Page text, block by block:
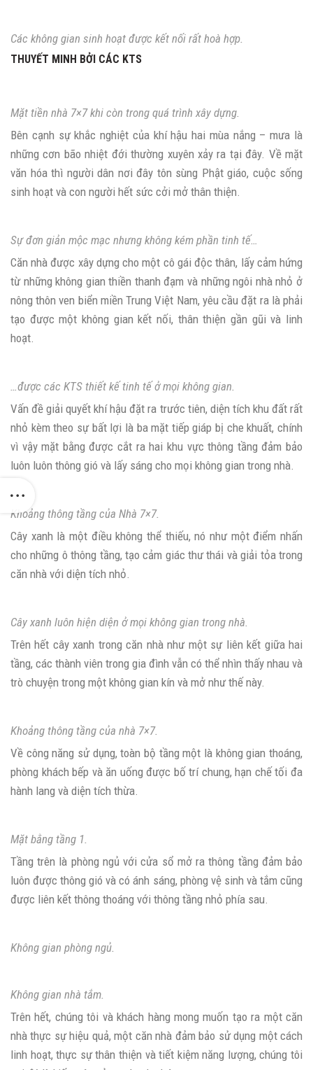
Các không gian sinh hoạt được kết nối rất hoà hợp.
THUYẾT MINH BỞI CÁC KTS
Mặt tiền nhà 7×7 khi còn trong quá trình xây dựng.
Bên cạnh sự khắc nghiệt của khí hậu hai mùa nắng – mưa là
những cơn bão nhiệt đới thường xuyên xảy ra tại đây. Về mặt
văn hóa thì người dân nơi đây tôn sùng Phật giáo, cuộc sống
sinh hoạt và con người hết sức cởi mở thân thiện.
Sự đơn giản mộc mạc nhưng không kém phần tinh tế…
Căn nhà được xây dựng cho một cô gái độc thân, lấy cảm hứng
từ những không gian thiền thanh đạm và những ngôi nhà nhỏ ở
nông thôn ven biển miền Trung Việt Nam, yêu cầu đặt ra là phải
tạo được một không gian kết nối, thân thiện gần gũi và linh
hoạt.
…được các KTS thiết kế tinh tế ở mọi không gian.
Vấn đề giải quyết khí hậu đặt ra trước tiên, diện tích khu đất rất
nhỏ kèm theo sự bất lợi là ba mặt tiếp giáp bị che khuất, chính
vì vậy mặt bằng được cắt ra hai khu vực thông tầng đảm bảo
luôn luôn thông gió và lấy sáng cho mọi không gian trong nhà.
Khoảng thông tầng của Nhà 7×7.
Cây xanh là một điều không thể thiếu, nó như một điểm nhấn
cho những ô thông tầng, tạo cảm giác thư thái và giải tỏa trong
căn nhà với diện tích nhỏ.
Cây xanh luôn hiện diện ở mọi không gian trong nhà.
Trên hết cây xanh trong căn nhà như một sự liên kết giữa hai
tầng, các thành viên trong gia đình vẫn có thể nhìn thấy nhau và
trò chuyện trong một không gian kín và mở như thế này.
Khoảng thông tầng của nhà 7×7.
Về công năng sử dụng, toàn bộ tầng một là không gian thoáng,
phòng khách bếp và ăn uống được bố trí chung, hạn chế tối đa
hành lang và diện tích thừa.
Mặt bằng tầng 1.
Tầng trên là phòng ngủ với cửa sổ mở ra thông tầng đảm bảo
luôn được thông gió và có ánh sáng, phòng vệ sinh và tắm cũng
được liên kết thông thoáng với thông tầng nhỏ phía sau.
Không gian phòng ngủ.
Không gian nhà tắm.
Trên hết, chúng tôi và khách hàng mong muốn tạo ra một căn
nhà thực sự hiệu quả, một căn nhà đảm bảo sử dụng một cách
linh hoạt, thực sự thân thiện và tiết kiệm năng lượng, chúng tôi